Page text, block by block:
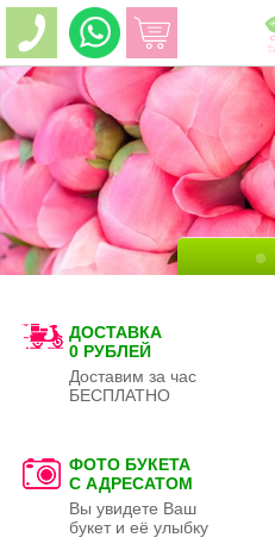
ДОСТАВКА
0 РУБЛЕЙ
Доставим за час
БЕСПЛАТНО
ФОТО БУКЕТА
С АДРЕСАТОМ
Вы увидете Ваш
букет и её улыбку